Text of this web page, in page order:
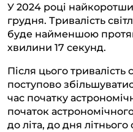
У 2024 році
грудня. Тривалість
буде найменшою
хвилини 17 секунд.
Після цього тривалість
поступово
час початку
початок
до літа, до дня